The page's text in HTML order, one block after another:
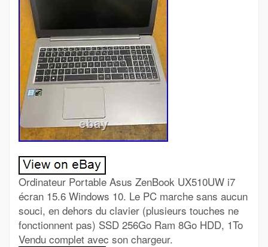
Ordinateur Portable Asus ZenBook UX510UW i7
écran 15.6 Windows 10. Le PC marche sans aucun
souci, en dehors du clavier (plusieurs touches ne
fonctionnent pas) SSD 256Go Ram 8Go HDD, 1To
Vendu complet avec son chargeur.